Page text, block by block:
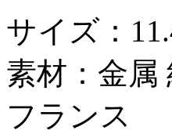
サイズ：
素材：金属
フランス